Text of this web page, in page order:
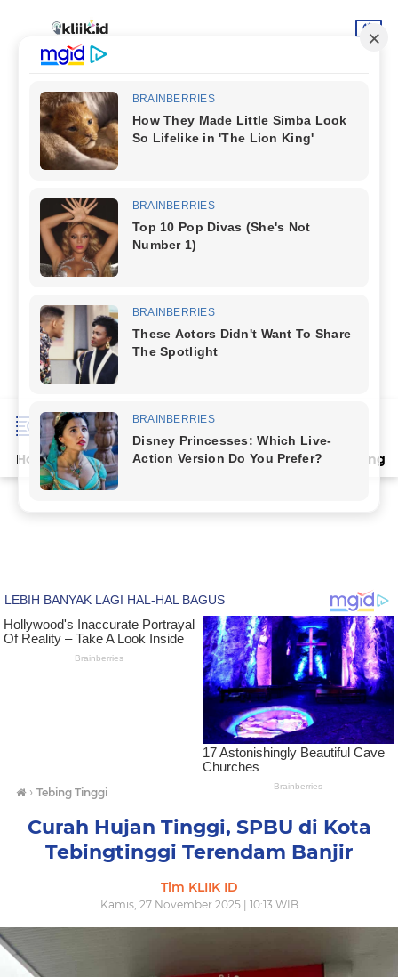
Home Terpopuler Indeks Artikel Deli Serdang
› Tebing Tinggi
Curah Hujan Tinggi, SPBU di Kota
Tebingtinggi Terendam Banjir
Tim KLIIK ID
Kamis, 27 November 2025 | 10:13 WIB